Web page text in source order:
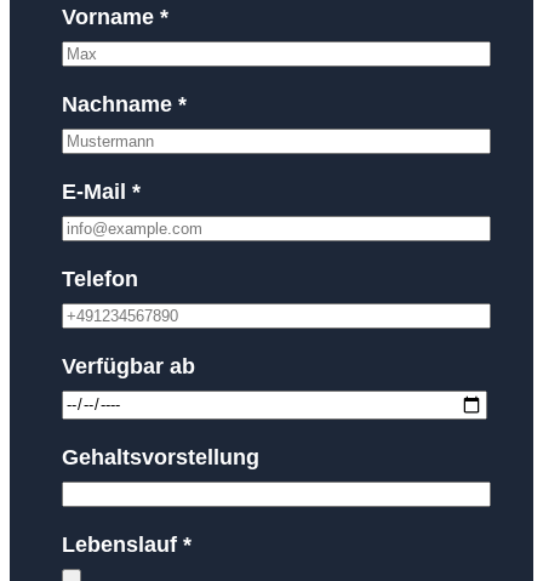
Vorname *
Nachname *
E-Mail *
Telefon
Verfügbar ab
Gehaltsvorstellung
Lebenslauf *